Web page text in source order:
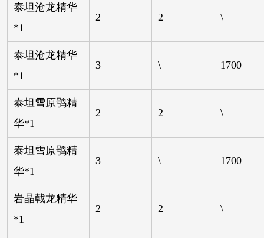
泰坦沧龙精华
*1
2 2 \
泰坦沧龙精华
*1
3 \ 1700
泰坦雪原鸮精
华*1
2 2 \
泰坦雪原鸮精
华*1
3 \ 1700
岩晶戟龙精华
*1
2 2 \